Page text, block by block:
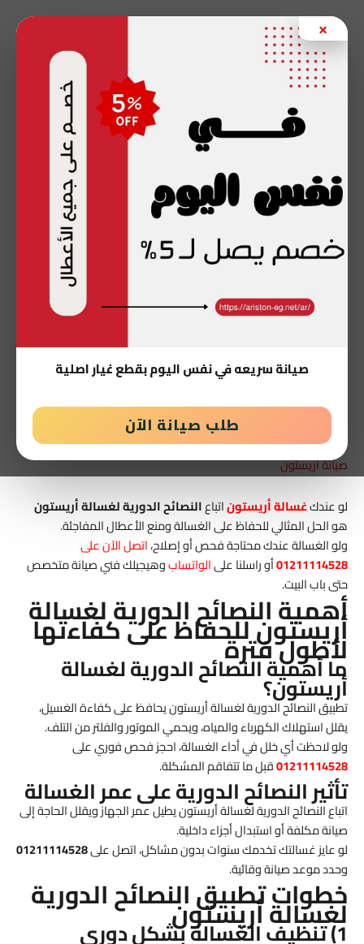
×
صيانة سريعه في نفس اليوم بقطع غيار اصلية
طلب صيانة الآن
المحتوى
النصائح الدورية لغسالة أريستون:
دليل شامل01211114528
صيانة أريستون
لو عندكغسالة أريستوناتباعالنصائح الدورية لغسالة أريستون
هو الحل المثالي للحفاظ على الغسالة ومنع الأعطال المفاجئة.
ولو الغسالة عندك محتاجة فحص أو إصلاح،اتصل الآن على
01211114528أو راسلنا علىالواتسابوهيجيلك فني صيانة متخصص
حتى باب البيت.
أهمية النصائح الدورية لغسالة
أريستون للحفاظ على كفاءتها
لأطول فترة
ما أهمية النصائح الدورية لغسالة
أريستون؟
تطبيق النصائح الدورية لغسالة أريستون يحافظ على كفاءة الغسيل،
يقلل استهلاك الكهرباء والمياه، ويحمي الموتور والفلتر من التلف.
ولو لاحظت أي خلل في أداء الغسالة، احجز فحص فوري على
01211114528قبل ما تتفاقم المشكلة.
تأثير النصائح الدورية على عمر الغسالة
اتباع النصائح الدورية لغسالة أريستون يطيل عمر الجهاز ويقلل الحاجة إلى
صيانة مكلفة أو استبدال أجزاء داخلية.
لو عايز غسالتك تخدمك سنوات بدون مشاكل، اتصل على01211114528
وحدد موعد صيانة وقائية.
خطوات تطبيق النصائح الدورية
لغسالة أريستون
1) تنظيف الغسالة بشكل دوري